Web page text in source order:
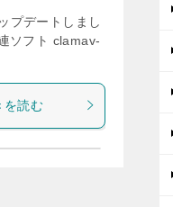
プデートしまし
ソフト clamav-
を読む